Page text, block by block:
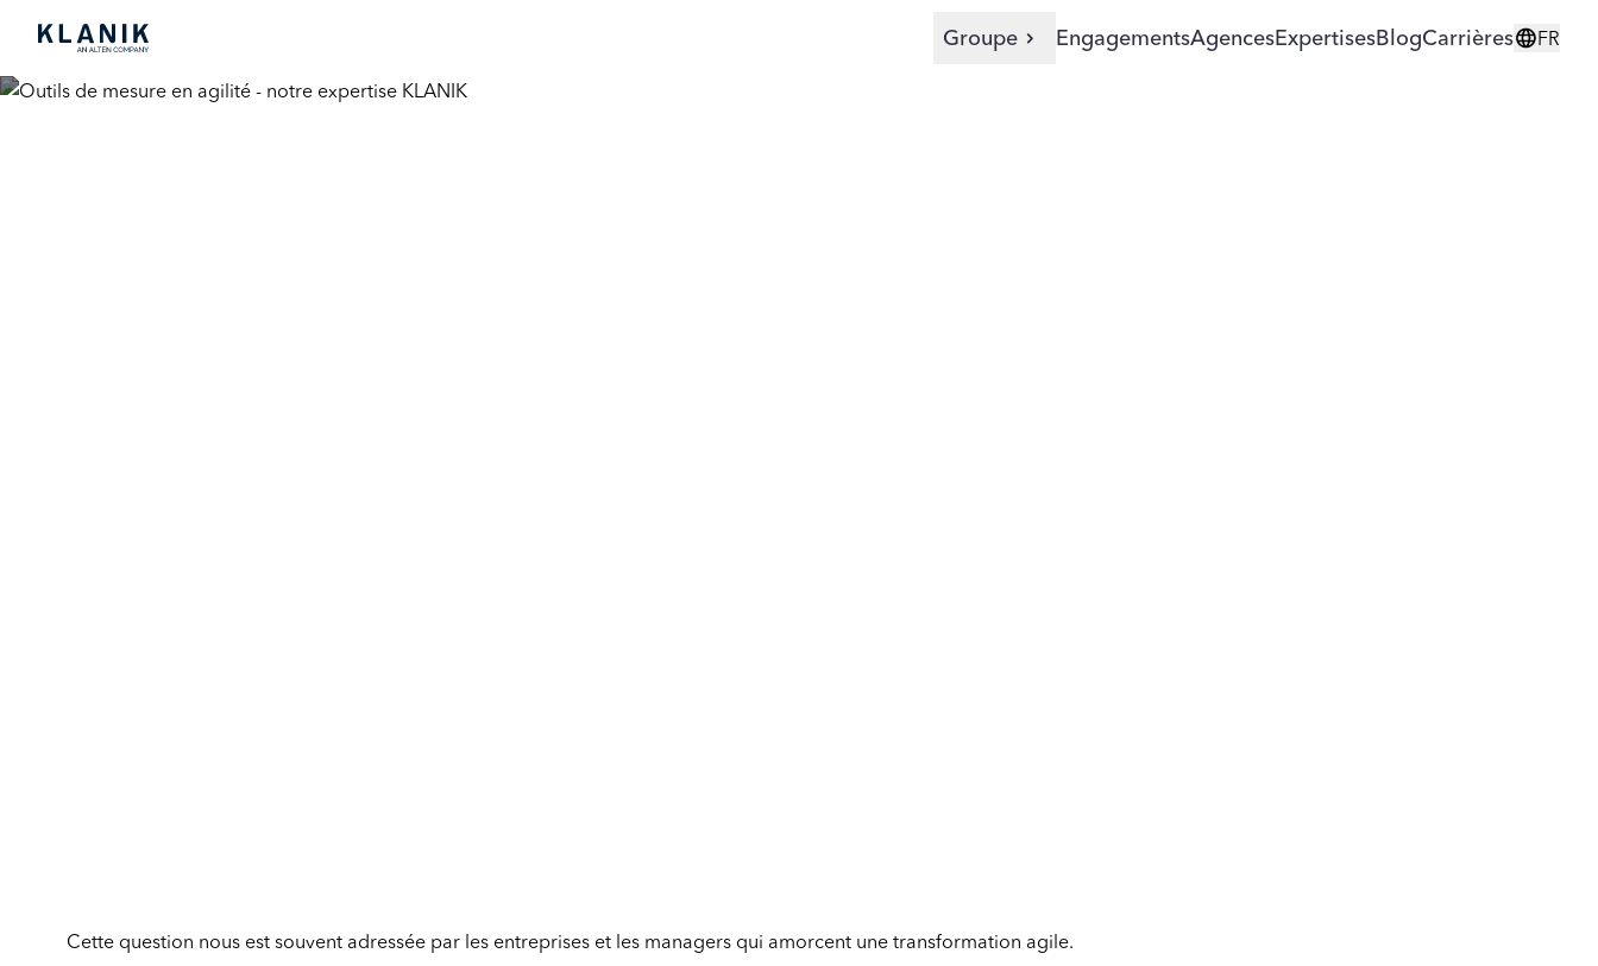
Groupe EngagementsAgencesExpertisesBlogCarrières FR
Cette question nous est souvent adressée par les entreprises et les managers qui amorcent une transformation agile.